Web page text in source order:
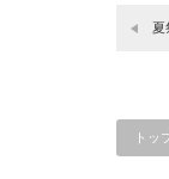
夏
トッ